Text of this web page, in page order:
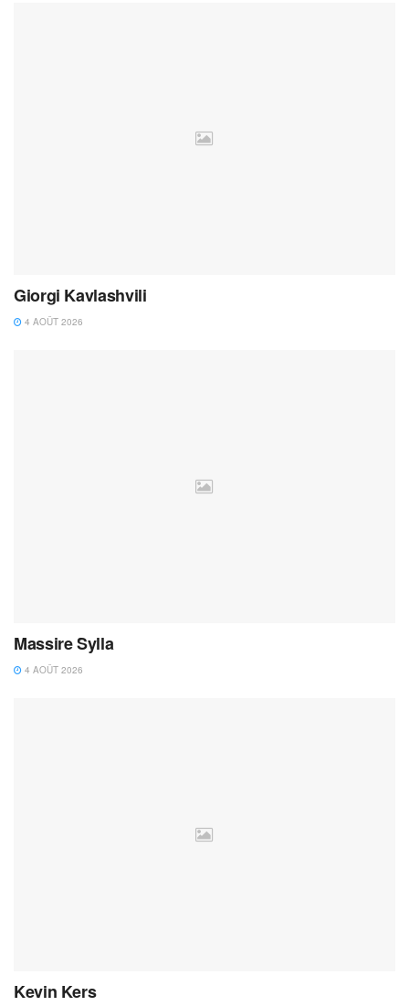
Giorgi Kavlashvili
4 AOÛT 2026
Massire Sylla
4 AOÛT 2026
Kevin Kers